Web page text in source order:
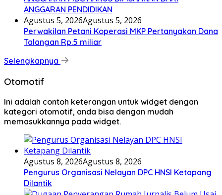
ANGGARAN PENDIDIKAN
Agustus 5, 2026Agustus 5, 2026
Perwakilan Petani Koperasi MKP Pertanyakan Dana
Talangan Rp.5 miliar
Selengkapnya
Otomotif
Ini adalah contoh keterangan untuk widget dengan
kategori otomotif, anda bisa dengan mudah
memasukkannya pada widget.
Agustus 8, 2026Agustus 8, 2026
Pengurus Organisasi Nelayan DPC HNSI Ketapang
Dilantik